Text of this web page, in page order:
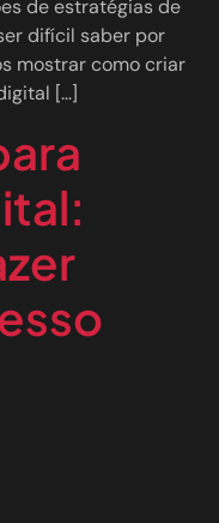
de estratégias de
difícil saber por
mostrar como criar
[…]